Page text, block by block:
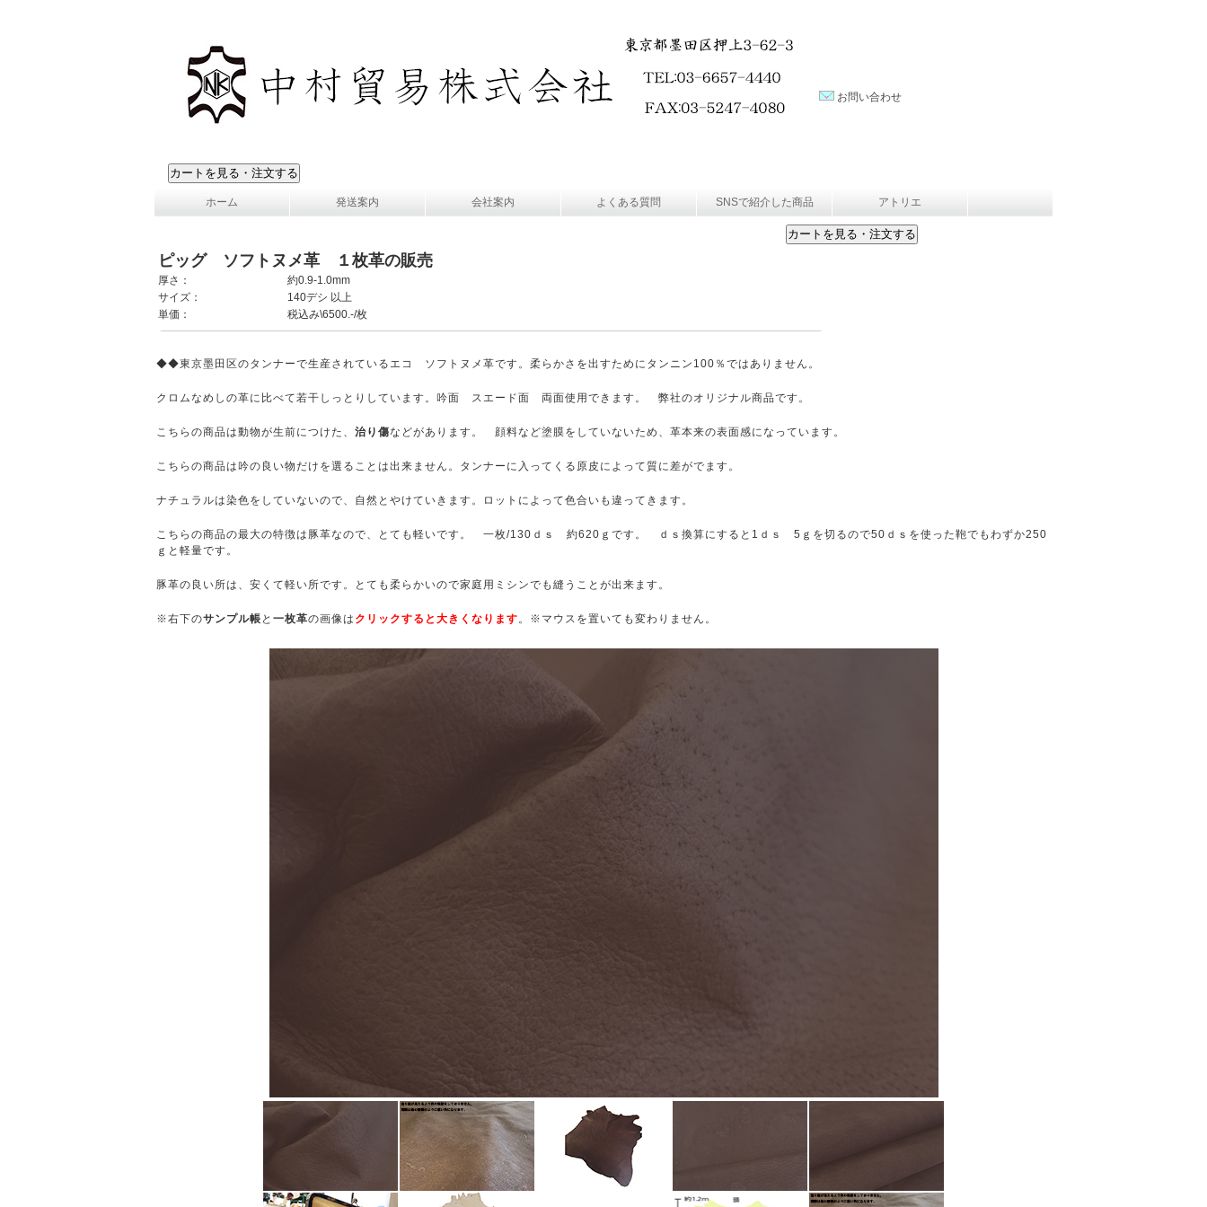
お問い合わせ
ホーム 発送案内 会社案内 よくある質問 SNSで紹介した商品 アトリエ
ピッグ ソフトヌメ革 １枚革の販売
厚さ：
約0.9-1.0mm
サイズ：
140デシ 以上
単価：
税込み\6500.-/枚
◆◆東京墨田区のタンナーで生産されているエコ ソフトヌメ革です。柔らかさを出すためにタンニン100％ではありません。
クロムなめしの革に比べて若干しっとりしています。吟面 スエード面 両面使用できます。 弊社のオリジナル商品です。
こちらの商品は動物が生前につけた、 治り傷などがあります。 顔料など塗膜をしていないため、革本来の表面感になっています。
こちらの商品は吟の良い物だけを選ることは出来ません。タンナーに入ってくる原皮によって質に差がでます。
ナチュラルは染色をしていないので、自然とやけていきます。ロットによって色合いも違ってきます。
こちらの商品の最大の特徴は豚革なので、とても軽いです。 一枚/130ｄｓ 約620ｇです。 ｄｓ換算にすると1ｄｓ 5ｇを切るので50ｄｓを使った鞄でもわずか250
ｇと軽量です。
豚革の良い所は、安くて軽い所です。とても柔らかいので家庭用ミシンでも縫うことが出来ます。
※右下のサンプル帳 と 一枚革の画像は クリックすると大きくなります。※マウスを置いても変わりません。